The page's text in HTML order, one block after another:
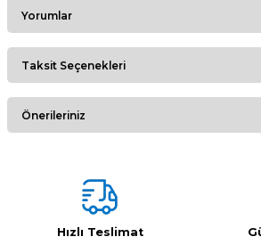
Yorumlar
Bu ürüne ilk yorumu siz
Taksit Seçenekleri
Önerileriniz
konularda yetersiz gördüğünüz noktaları
kullanarak tarafımıza iletebilirsiniz.
Hızlı Teslimat